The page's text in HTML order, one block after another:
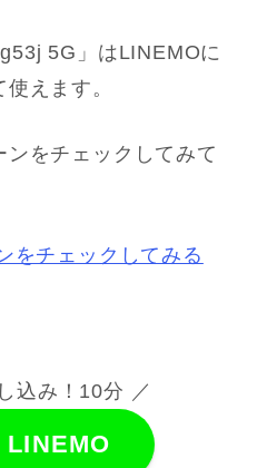
5G」はLINEMOに
えます。
をチェックしてみて
をチェックしてみる
込み！10分 ／
LINEMO